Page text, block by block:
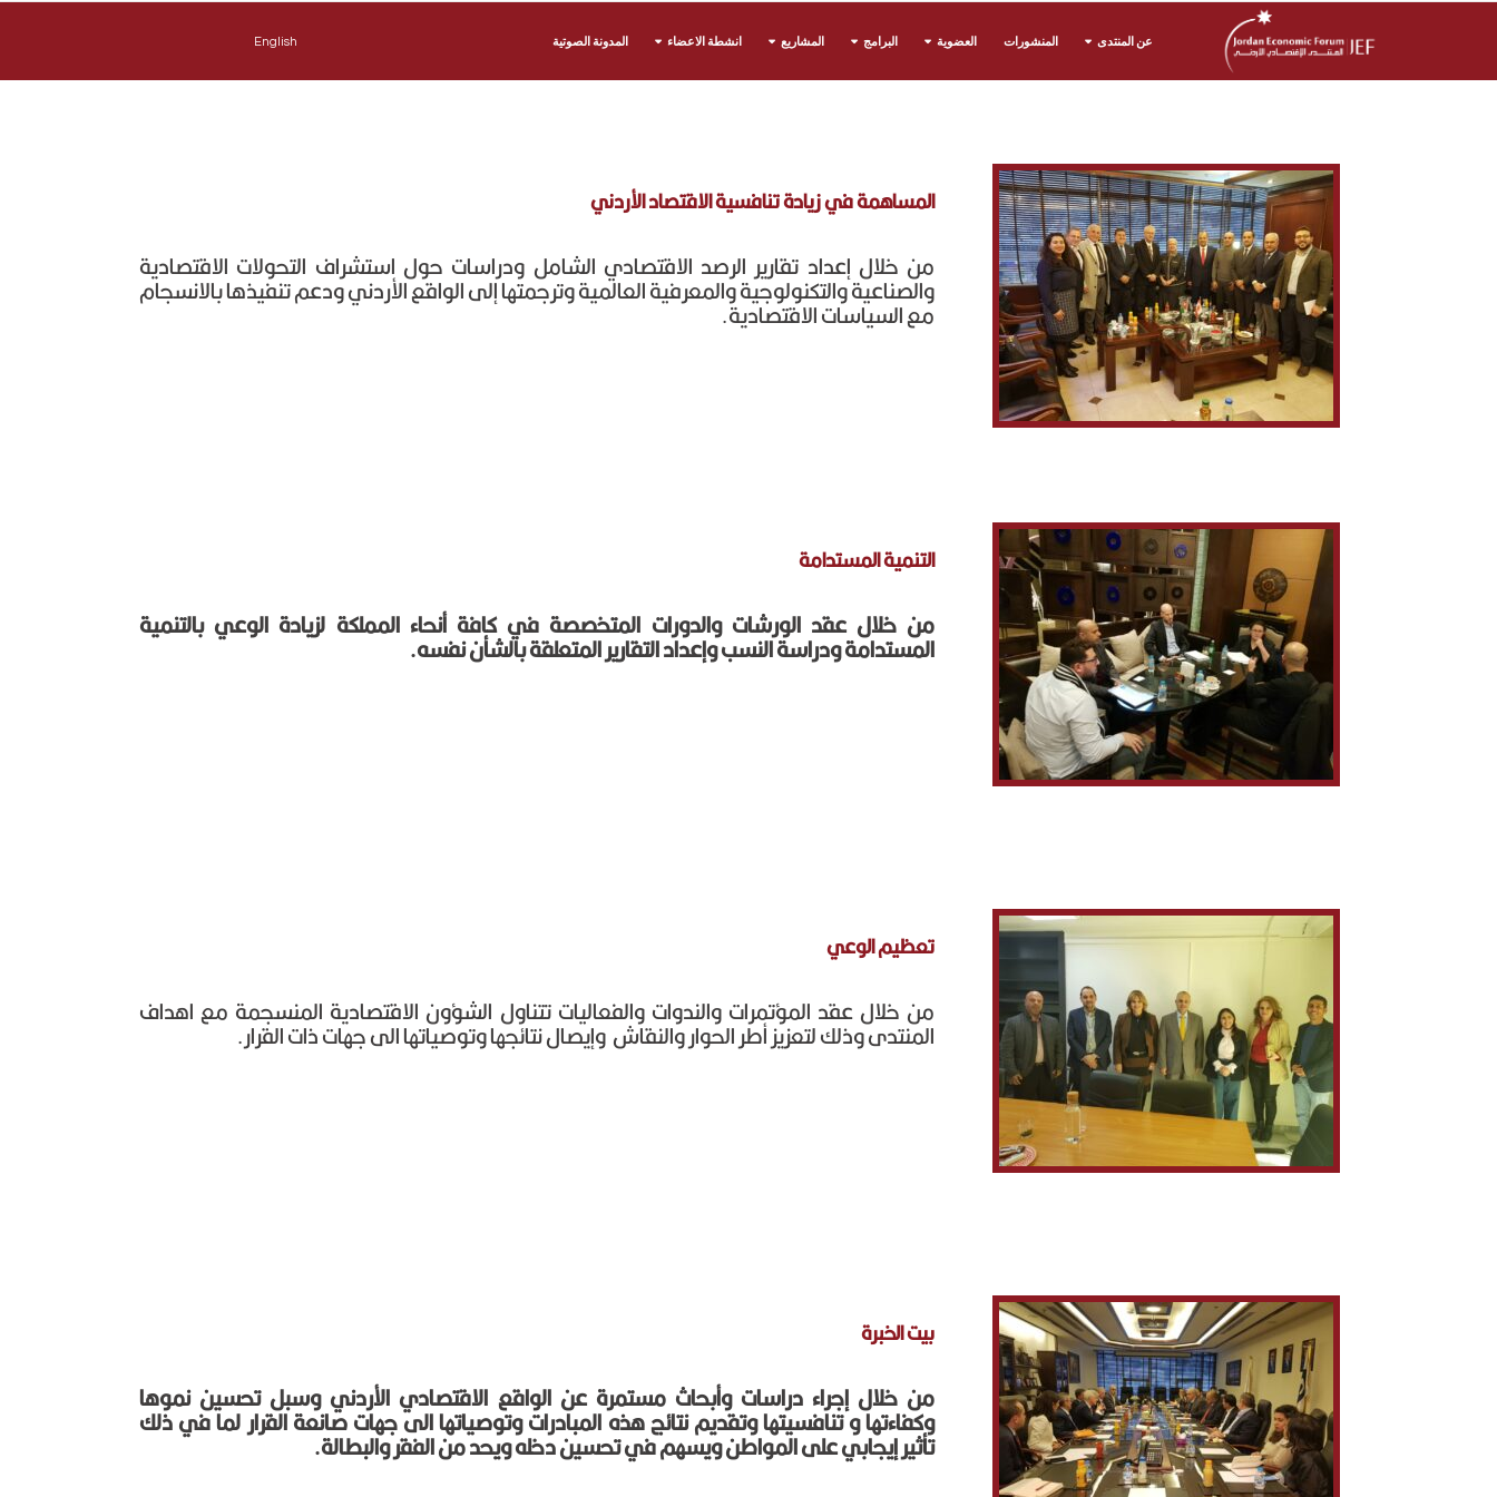
عن المنتدى المنشورات العضوية البرامج المشاريع انشطة الاعضاء المدونة الصوتية English
المساهمة في زيادة تنافسية الاقتصاد الأردني
من خلال إعداد تقارير الرصد الاقتصادي الشامل ودراسات حول استشراف التحولات الاقتصادية
والصناعية والتكنولوجية والمعرفية العالمية وترجمتها إلى الواقع الأردني ودعم تنفيذها بالانسجام
مع السياسات الاقتصادية.
التنمية المستدامة
من خلال عقد الورشات والدورات المتخصصة في كافة أنحاء المملكة لزيادة الوعي بالتنمية
المستدامة ودراسة النسب وإعداد التقارير المتعلقة بالشأن نفسه.
تعظيم الوعي
من خلال عقد المؤتمرات والندوات والفعاليات تتناول الشؤون الاقتصادية المنسجمة مع اهداف
المنتدى وذلك لتعزيز أطر الحوار والنقاش وإيصال نتائجها وتوصياتها الى جهات ذات القرار.
بيت الخبرة
من خلال إجراء دراسات وأبحاث مستمرة عن الواقع الاقتصادي الأردني وسبل تحسين نموها
وكفاءتها و تنافسيتها وتقديم نتائج هذه المبادرات وتوصياتها الى جهات صانعة القرار لما في ذلك
تأثير إيجابي على المواطن ويسهم في تحسين دخله ويحد من الفقر والبطالة.